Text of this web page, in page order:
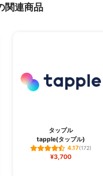
関連商品
タップル
tapple(タップル)
4.17(172)
¥3,700